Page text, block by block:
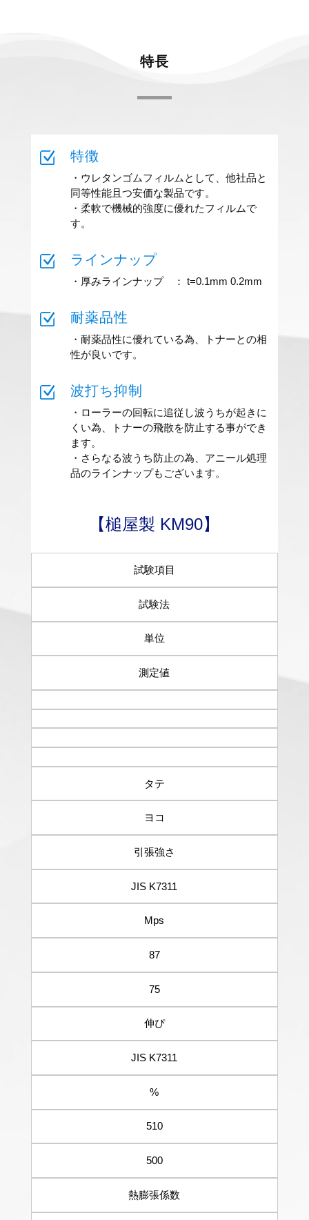
特長
Z 特徴
・ウレタンゴムフィルムとして、他社品と
同等性能且つ安価な製品です。
・柔軟で機械的強度に優れたフィルムで
す。
Z ラインナップ
・厚みラインナップ ： t=0.1mm 0.2mm
Z 耐薬品性
・耐薬品性に優れている為、トナーとの相
性が良いです。
Z 波打ち抑制
・ローラーの回転に追従し波うちが起きに
くい為、トナーの飛散を防止する事ができ
ます。
・さらなる波うち防止の為、アニール処理
品のラインナップもございます。
【槌屋製 KM90】
試験項目
試験法
単位
測定値
タテ
ヨコ
引張強さ
JIS K7311
Mps
87
75
伸ぴ
JIS K7311
%
510
500
熱膨張係数